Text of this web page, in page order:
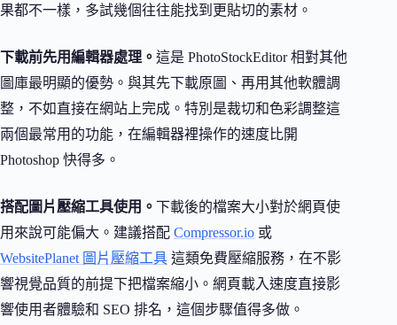
果都不一樣，多試幾個往往能找到更貼切的素材。
下載前先用編輯器處理。 這是 PhotoStockEditor 相對其他
圖庫最明顯的優勢。與其先下載原圖、再用其他軟體調
整，不如直接在網站上完成。特別是裁切和色彩調整這
兩個最常用的功能，在編輯器裡操作的速度比開
Photoshop 快得多。
搭配圖片壓縮工具使用。 下載後的檔案大小對於網頁使
用來說可能偏大。建議搭配 Compressor.io 或
WebsitePlanet 圖片壓縮工具 這類免費壓縮服務，在不影
響視覺品質的前提下把檔案縮小。網頁載入速度直接影
響使用者體驗和 SEO 排名，這個步驟值得多做。